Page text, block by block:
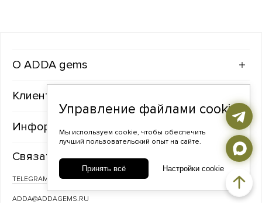
ADDA gems
Клиентам
Информация
Связаться с нами
TELEGRAM ВКОНТАКТЕ
ADDA@ADDAGEMS.RU
Управление файлами cookie
Мы используем cookie, чтобы обеспечить
лучший пользовательский опыт на сайте.
Принять всё Настройки cookie